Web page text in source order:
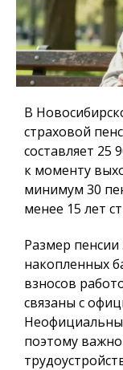
В
страховой
составляет 25
к моменту
минимум 30
менее 15 лет
Размер пенсии
накопленных
взносов
связаны с
поэтому